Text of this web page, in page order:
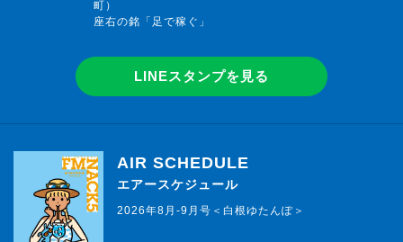
町）
座右の銘「足で稼ぐ」
LINEスタンプを見る
AIR SCHEDULE
エアースケジュール
2026年8月-9月号＜白根ゆたんぽ＞